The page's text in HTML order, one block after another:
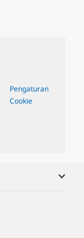
Pengaturan
Cookie